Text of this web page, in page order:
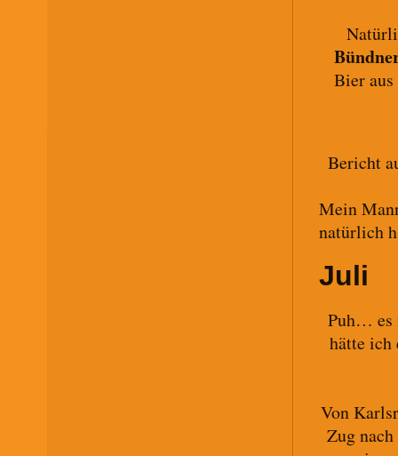
Bier
Bericht
Mein
natürlich
Juli
Puh… es
hätte ich
Von
Zug